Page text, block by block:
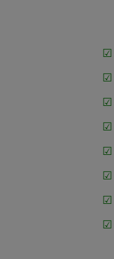
☑
☑
☑
☑
☑
☑
☑
☑